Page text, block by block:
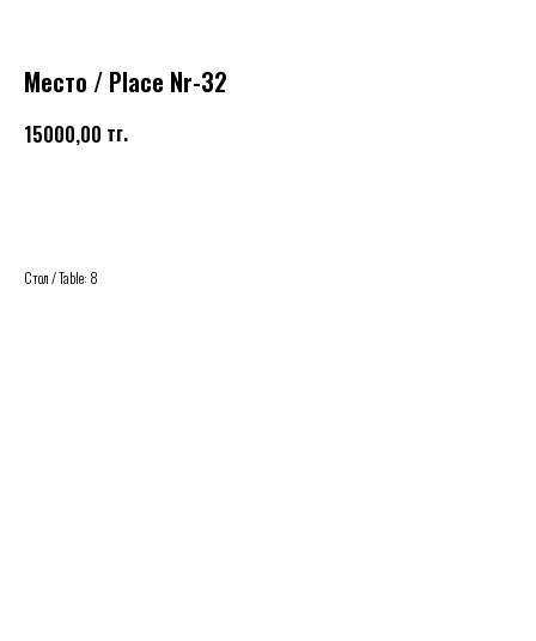
Место / Place Nr-32
15000,00 тг.
Стол / Table: 8